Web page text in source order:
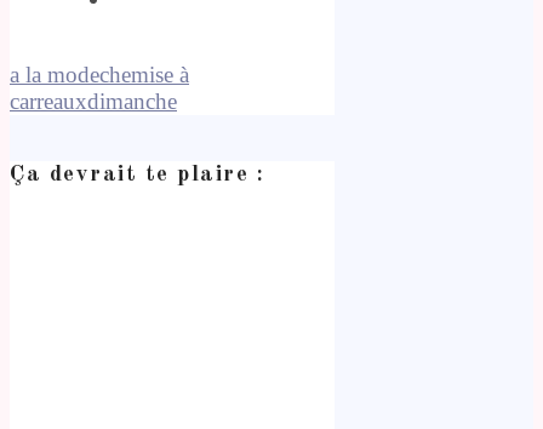
a la modechemise à
carreauxdimanche
Ça devrait te plaire :